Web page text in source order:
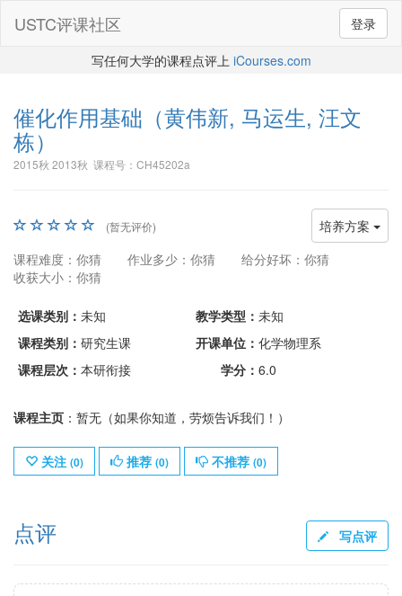
登录
USTC评课社区
写任何大学的课程点评上 iCourses.com
催化作用基础 （黄伟新, 马运生, 汪文
栋）
2015秋 2013秋 课程号：CH45202a
培养方案
(暂无评价)
课程难度：你猜 作业多少：你猜
给分好坏：你猜
收获大小：你猜
选课类别： 未知 教学类型： 未知
课程类别： 研究生课 开课单位： 化学物理系
课程层次： 本研衔接 学分： 6.0
课程主页 ：暂无（如果你知道，劳烦告诉我们！）
关注 (0) 推荐 (0) 不推荐 (0)
点评 写点评